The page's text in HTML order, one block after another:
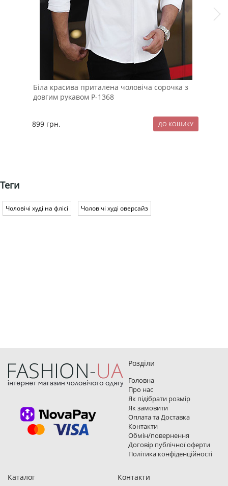
Біла красива приталена чоловіча сорочка з
довгим рукавом Р-1368
899 грн.
Теги
Чоловічі худі на флісі Чоловічі худі оверсайз
Розділи
Головна
Про нас
Як підібрати розмір
Як замовити
Оплата та Доставка
Контакти
Обмін/повернення
Договір публічної оферти
Політика конфіденційності
Каталог Контакти